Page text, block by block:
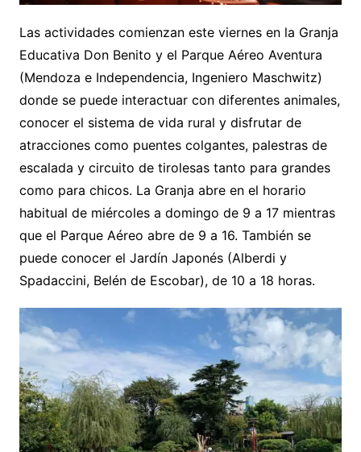
Las actividades comienzan este viernes en la Granja
Educativa Don Benito y el Parque Aéreo Aventura
(Mendoza e Independencia, Ingeniero Maschwitz)
donde se puede interactuar con diferentes animales,
conocer el sistema de vida rural y disfrutar de
atracciones como puentes colgantes, palestras de
escalada y circuito de tirolesas tanto para grandes
como para chicos. La Granja abre en el horario
habitual de miércoles a domingo de 9 a 17 mientras
que el Parque Aéreo abre de 9 a 16. También se
puede conocer el Jardín Japonés (Alberdi y
Spadaccini, Belén de Escobar), de 10 a 18 horas.